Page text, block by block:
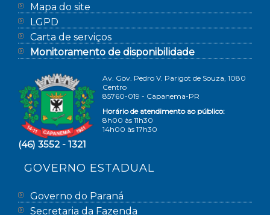
Mapa do site
LGPD
Carta de serviços
Monitoramento de disponibilidade
Av. Gov. Pedro V. Parigot de Souza, 1080
Centro
85760-019 - Capanema-PR
Horário de atendimento ao público:
8h00 às 11h30
14h00 às 17h30
(46) 3552 - 1321
GOVERNO ESTADUAL
Governo do Paraná
Secretaria da Fazenda